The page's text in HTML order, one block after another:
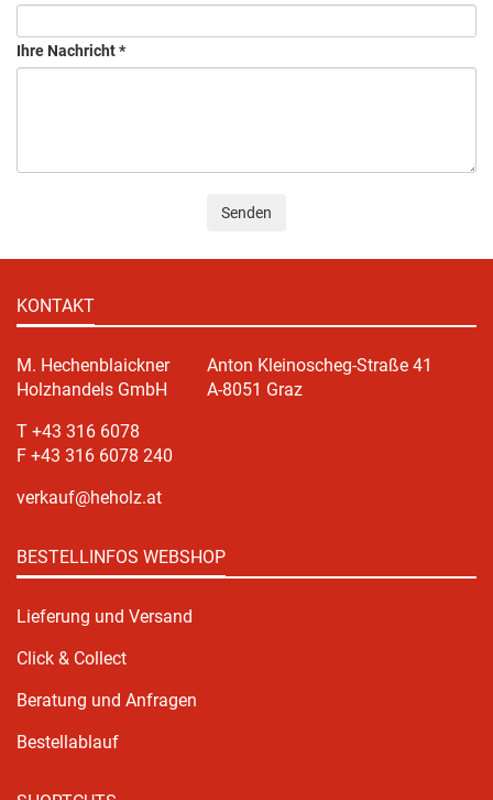
Ihre Nachricht*
Senden
KONTAKT
M. Hechenblaickner
Holzhandels GmbH
Anton Kleinoscheg-Straße 41
A-8051 Graz
T +43 316 6078
F +43 316 6078 240
verkauf@heholz.at
BESTELLINFOS WEBSHOP
Lieferung und Versand
Click & Collect
Beratung und Anfragen
Bestellablauf